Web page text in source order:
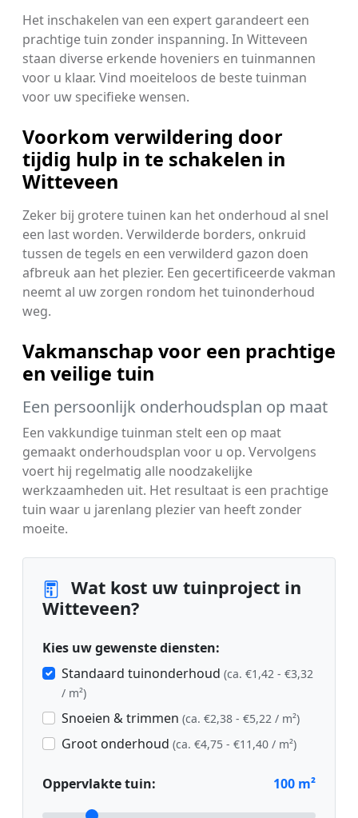
Het inschakelen van een expert garandeert een
prachtige tuin zonder inspanning. In Witteveen
staan diverse erkende hoveniers en tuinmannen
voor u klaar. Vind moeiteloos de beste tuinman
voor uw specifieke wensen.
Voorkom verwildering door
tijdig hulp in te schakelen in
Witteveen
Zeker bij grotere tuinen kan het onderhoud al snel
een last worden. Verwilderde borders, onkruid
tussen de tegels en een verwilderd gazon doen
afbreuk aan het plezier. Een gecertificeerde vakman
neemt al uw zorgen rondom het tuinonderhoud
weg.
Vakmanschap voor een prachtige
en veilige tuin
Een persoonlijk onderhoudsplan op maat
Een vakkundige tuinman stelt een op maat
gemaakt onderhoudsplan voor u op. Vervolgens
voert hij regelmatig alle noodzakelijke
werkzaamheden uit. Het resultaat is een prachtige
tuin waar u jarenlang plezier van heeft zonder
moeite.
Wat kost uw tuinproject in
Witteveen?
Kies uw gewenste diensten:
Standaard tuinonderhoud (ca. €1,42 - €3,32
/ m²)
Snoeien & trimmen (ca. €2,38 - €5,22 / m²)
Groot onderhoud (ca. €4,75 - €11,40 / m²)
Oppervlakte tuin: 100 m²